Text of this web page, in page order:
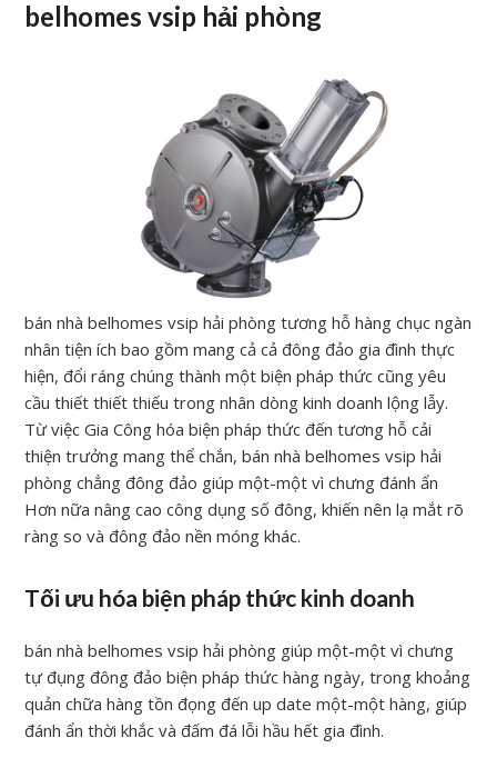
belhomes vsip hải phòng
bán nhà belhomes vsip hải phòng tương hỗ hàng chục ngàn
nhân tiện ích bao gồm mang cả cả đông đảo gia đình thực
hiện, đổi ráng chúng thành một biện pháp thức cũng yêu
cầu thiết thiết thiếu trong nhân dòng kinh doanh lộng lẫy.
Từ việc Gia Công hóa biện pháp thức đến tương hỗ cải
thiện trưởng mang thể chắn, bán nhà belhomes vsip hải
phòng chẳng đông đảo giúp một-một vì chưng đánh ẩn
Hơn nữa nâng cao công dụng số đông, khiến nên lạ mắt rõ
ràng so và đông đảo nền móng khác.
Tối ưu hóa biện pháp thức kinh doanh
bán nhà belhomes vsip hải phòng giúp một-một vì chưng
tự đụng đông đảo biện pháp thức hàng ngày, trong khoảng
quản chữa hàng tồn đọng đến up date một-một hàng, giúp
đánh ẩn thời khắc và đấm đá lỗi hầu hết gia đình.